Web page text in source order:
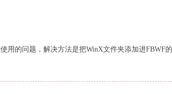
用的问题，解决方法是把WinX文件夹添加进FBWF